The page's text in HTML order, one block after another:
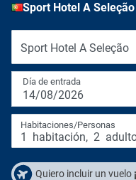
Sport Hotel A Seleção
Sport Hotel A Seleção
Día de entrada
14/08/2026
Habitaciones/Personas
1 habitación, 2
Quiero incluir un vuelo